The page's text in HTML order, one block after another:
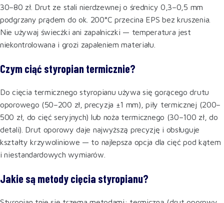
30–80 zł. Drut ze stali nierdzewnej o średnicy 0,3–0,5 mm
podgrzany prądem do ok. 200°C przecina EPS bez kruszenia.
Nie używaj świecżki ani zapalniczki — temperatura jest
niekontrolowana i grozi zapaleniem materiału.
Czym ciąć styropian termicznie?
Do cięcia termicznego styropianu używa się gorącego drutu
oporowego (50–200 zł, precyzja ±1 mm), piły termicznej (200–
500 zł, do cięć seryjnych) lub noża termicznego (30–100 zł, do
detali). Drut oporowy daje najwyższą precyzję i obsługuje
kształty krzywoliniowe — to najlepsza opcja dla cięć pod kątem
i niestandardowych wymiarów.
Jakie są metody cięcia styropianu?